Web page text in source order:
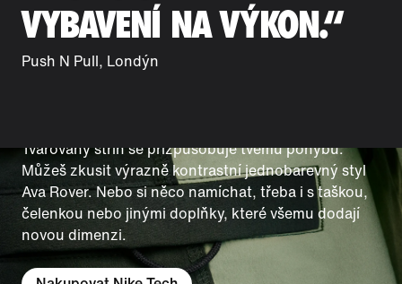
VYBAVENÍ NA VÝKON.“
Push N Pull, Londýn
JAK SI UDRŽÍM TEMPO
Tvarovaný střih se přizpůsobuje tvému pohybu.
Můžeš zkusit výrazně kontrastní jednobarevný styl
Ava Rover. Nebo si něco namíchat, třeba i s taškou,
čelenkou nebo jinými doplňky, které všemu dodají
novou dimenzi.